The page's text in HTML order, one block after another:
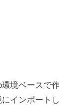
境ベースで
インポート